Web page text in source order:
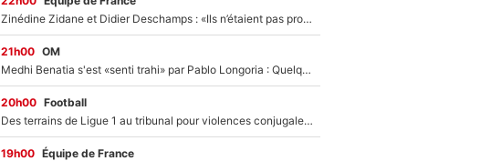
Zinédine Zidane et Didier Deschamps : «Ils n’étaient pas proches», les confidences d’un membre de l’équipe de France 1998 sur leur relation spéciale
21h00 OM
Medhi Benatia s'est «senti trahi» par Pablo Longoria : Quelques semaines après son départ, l'ancien directeur de football de l'OM règle ses comptes
20h00 Football
Des terrains de Ligue 1 au tribunal pour violences conjugales : Un arbitre français encourt une peine de 18 mois de prison !
19h00 Équipe de France